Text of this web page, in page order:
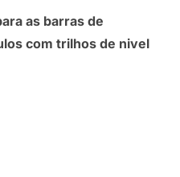
as barras de
com trilhos de nivel